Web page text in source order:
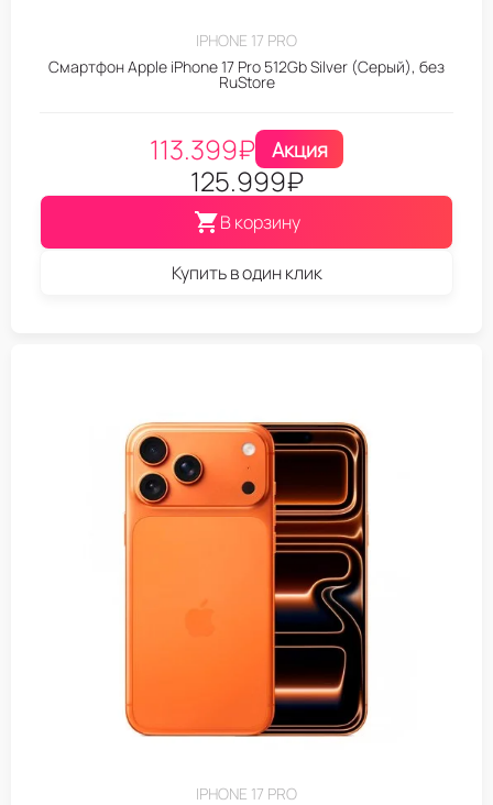
IPHONE 17 PRO
Смартфон Apple iPhone 17 Pro 512Gb Silver (Серый), без
RuStore
113.399₽ Акция
125.999₽
В корзину
Купить в один клик
IPHONE 17 PRO